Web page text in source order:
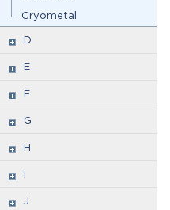
Cryometal
D
E
F
G
H
I
J